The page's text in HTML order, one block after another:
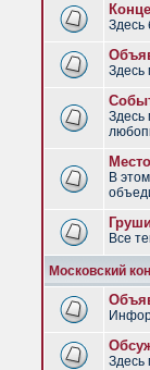
Здесь
Здесь
Здесь
В
Все
Московский
Здесь